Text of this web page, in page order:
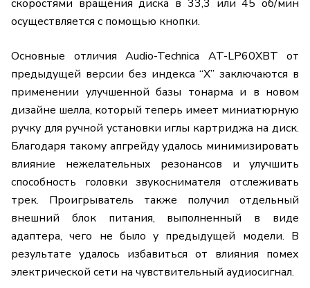
скоростями вращения диска в 33,3 или 45 об/мин
осуществляется с помощью кнопки.
Основные отличия Audio-Technica AT-LP60XBT от
предыдущей версии без индекса “X” заключаются в
применении улучшенной базы тонарма и в новом
дизайне шелла, который теперь имеет миниатюрную
ручку для ручной установки иглы картриджа на диск.
Благодаря такому апгрейду удалось минимизировать
влияние нежелательных резонансов и улучшить
способность головки звукоснимателя отслеживать
трек. Проигрыватель также получил отдельный
внешний блок питания, выполненный в виде
адаптера, чего не было у предыдущей модели. В
результате удалось избавиться от влияния помех
электрической сети на чувствительный аудиосигнал.